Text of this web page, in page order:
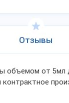
Отзывы
объемом от 5мл